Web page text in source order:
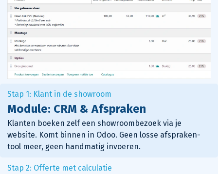
Stap 1: Klant in de showroom
Module: CRM & Afspraken
Klanten boeken zelf een showroombezoek via je
website. Komt binnen in Odoo. Geen losse afspraken-
tool meer, geen handmatig invoeren.
Stap 2: Offerte met calculatie